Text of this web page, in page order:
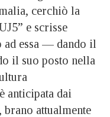
cerchiò la
e scrisse
ad essa — dando il
il suo posto nella
anticipata dai
brano attualmente